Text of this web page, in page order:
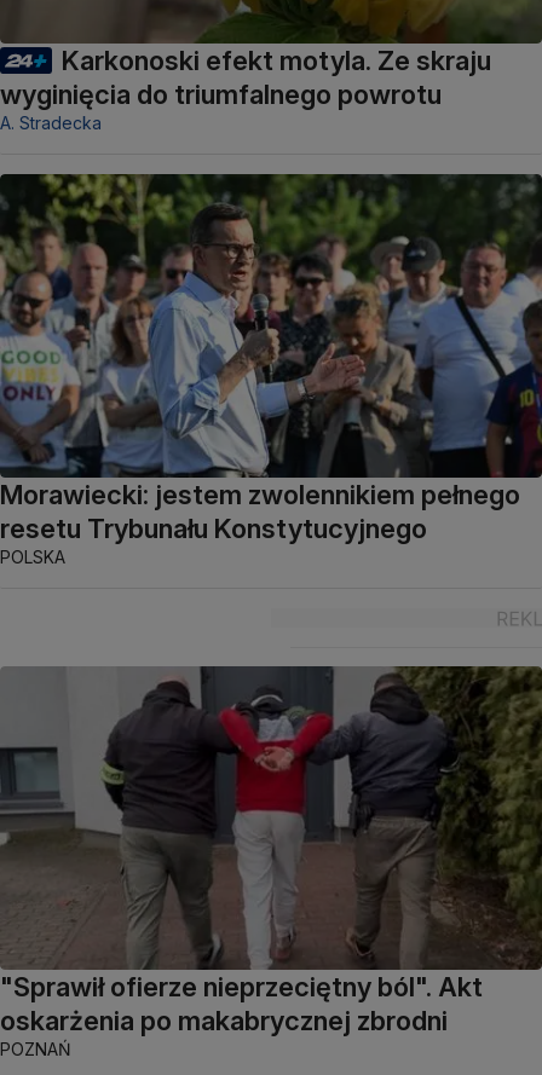
Karkonoski efekt motyla. Ze skraju
wyginięcia do triumfalnego powrotu
A. Stradecka
Morawiecki: jestem zwolennikiem pełnego
resetu Trybunału Konstytucyjnego
POLSKA
"Sprawił ofierze nieprzeciętny ból". Akt
oskarżenia po makabrycznej zbrodni
POZNAŃ